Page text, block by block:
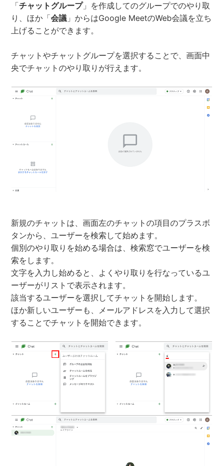
「チャットグループ」を作成してのグループでのやり取
り、ほか「会議 」からはGoogle MeetのWeb会議を立ち
上げることができます。
チャットやチャットグループを選択することで、画面中
央でチャットのやり取りが行えます。
新規のチャットは、画面左のチャットの項目のプラスボ
タンから、ユーザーを検索して始めます。
個別のやり取りを始める場合は、検索窓でユーザーを検
索をします。
文字を入力し始めると、よくやり取りを行なっているユ
ーザーがリストで表示されます。
該当するユーザーを選択してチャットを開始します。
ほか新しいユーザーも、メールアドレスを入力して選択
することでチャットを開始できます。